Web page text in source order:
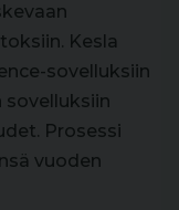
Kesla
sovelluksiin
sovelluksiin
Prosessi
vuoden